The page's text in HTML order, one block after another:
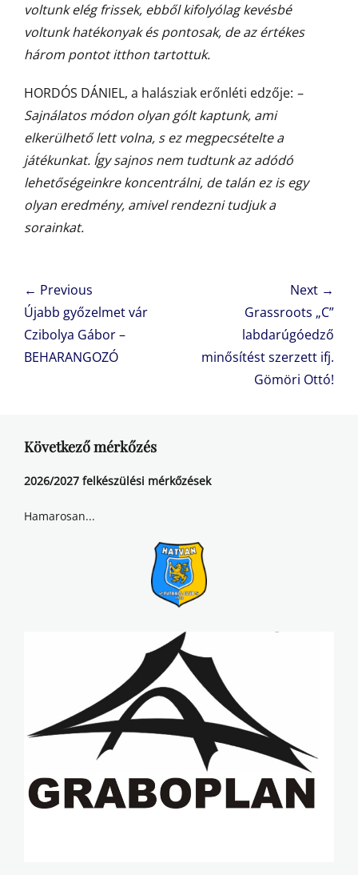
voltunk elég frissek, ebből kifolyólag kevésbé
voltunk hatékonyak és pontosak, de az értékes
három pontot itthon tartottuk.
HORDÓS DÁNIEL, a halásziak erőnléti edzője: –
Sajnálatos módon olyan gólt kaptunk, ami
elkerülhető lett volna, s ez megpecsételte a
játékunkat. Így sajnos nem tudtunk az adódó
lehetőségeinkre koncentrálni, de talán ez is egy
olyan eredmény, amivel rendezni tudjuk a
sorainkat.
Bejegyzés
navigáció
← Previous
Previous
post:
Újabb győzelmet vár
Czibolya Gábor –
BEHARANGOZÓ
Next →
Grassroots „C”
labdarúgóedző
minősítést szerzett ifj.
Gömöri Ottó!
Következő mérkőzés
2026/2027 felkészülési mérkőzések
Hamarosan...